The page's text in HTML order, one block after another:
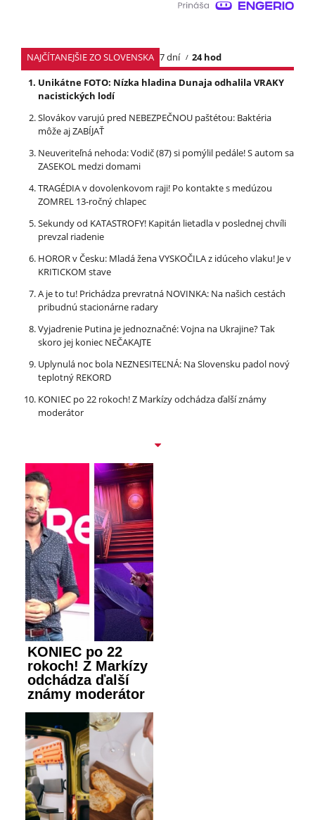
NAJČÍTANEJŠIE ZO SLOVENSKA 7 dní
24 hod
Unikátne FOTO: Nízka hladina Dunaja odhalila VRAKY
nacistických lodí
Slovákov varujú pred NEBEZPEČNOU paštétou: Baktéria
môže aj ZABÍJAŤ
Neuveriteľná nehoda: Vodič (87) si pomýlil pedále! S autom sa
ZASEKOL medzi domami
TRAGÉDIA v dovolenkovom raji! Po kontakte s medúzou
ZOMREL 13-ročný chlapec
Sekundy od KATASTROFY! Kapitán lietadla v poslednej chvíli
prevzal riadenie
HOROR v Česku: Mladá žena VYSKOČILA z idúceho vlaku! Je v
KRITICKOM stave
A je to tu! Prichádza prevratná NOVINKA: Na našich cestách
pribudnú stacionárne radary
Vyjadrenie Putina je jednoznačné: Vojna na Ukrajine? Tak
skoro jej koniec NEČAKAJTE
Uplynulá noc bola NEZNESITEĽNÁ: Na Slovensku padol nový
teplotný REKORD
KONIEC po 22 rokoch! Z Markízy odchádza ďalší známy
moderátor
KONIEC po 22
rokoch! Z Markízy
odchádza ďalší
známy moderátor